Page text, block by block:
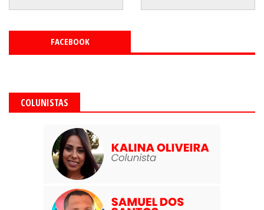
FACEBOOK
COLUNISTAS